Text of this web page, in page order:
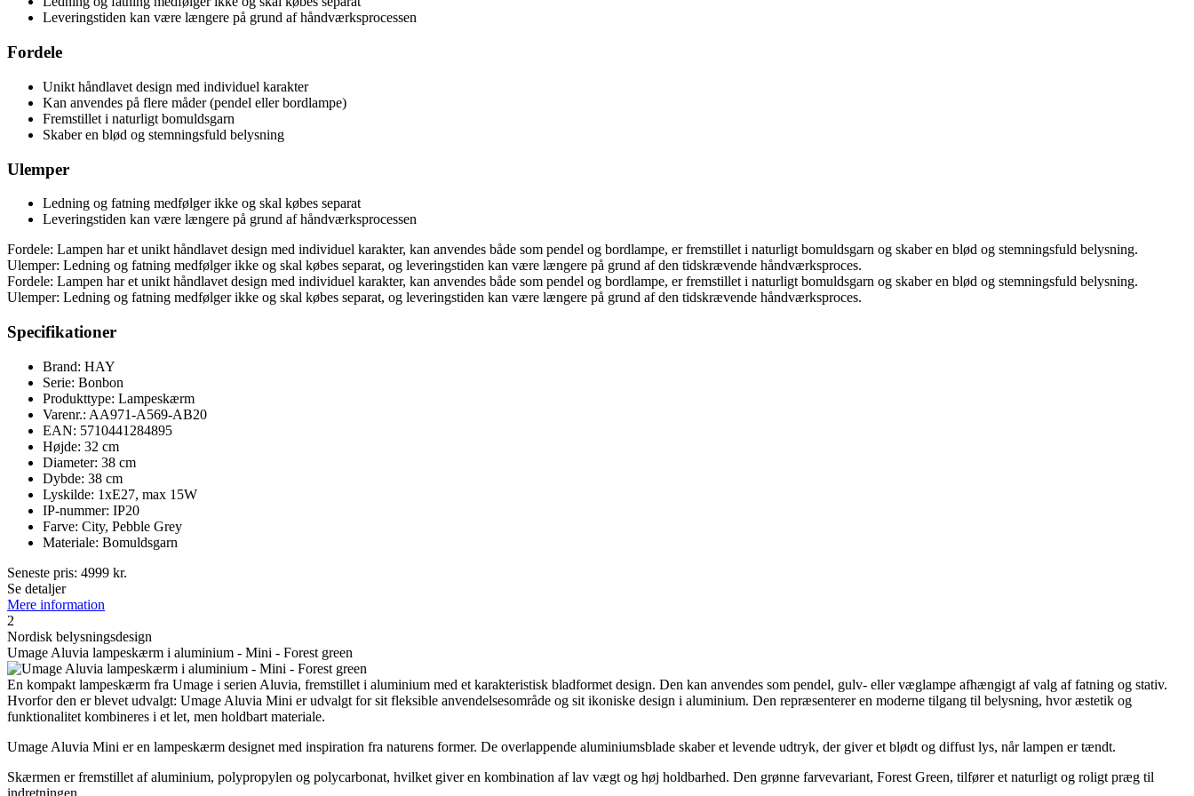
Leveringstiden kan være længere på grund af håndværksprocessen
Fordele
Unikt håndlavet design med individuel karakter
Kan anvendes på flere måder (pendel eller bordlampe)
Fremstillet i naturligt bomuldsgarn
Skaber en blød og stemningsfuld belysning
Ulemper
Ledning og fatning medfølger ikke og skal købes separat
Leveringstiden kan være længere på grund af håndværksprocessen
Fordele: Lampen har et unikt håndlavet design med individuel karakter, kan anvendes både som pendel og bordlampe, er fremstillet i naturligt bomuldsgarn og skaber en blød og stemningsfuld belysning.
Ulemper: Ledning og fatning medfølger ikke og skal købes separat, og leveringstiden kan være længere på grund af den tidskrævende håndværksproces.
Fordele: Lampen har et unikt håndlavet design med individuel karakter, kan anvendes både som pendel og bordlampe, er fremstillet i naturligt bomuldsgarn og skaber en blød og stemningsfuld belysning.
Ulemper: Ledning og fatning medfølger ikke og skal købes separat, og leveringstiden kan være længere på grund af den tidskrævende håndværksproces.
Specifikationer
Brand: HAY
Serie: Bonbon
Produkttype: Lampeskærm
Varenr.: AA971-A569-AB20
EAN: 5710441284895
Højde: 32 cm
Diameter: 38 cm
Dybde: 38 cm
Lyskilde: 1xE27, max 15W
IP-nummer: IP20
Farve: City, Pebble Grey
Materiale: Bomuldsgarn
Seneste pris: 4999 kr.
Se detaljer
Mere information
2
Nordisk belysningsdesign
Umage Aluvia lampeskærm i aluminium - Mini - Forest green
En kompakt lampeskærm fra Umage i serien Aluvia, fremstillet i aluminium med et karakteristisk bladformet design. Den kan anvendes som pendel, gulv- eller væglampe afhængigt af valg af fatning og stativ.
Hvorfor den er blevet udvalgt: Umage Aluvia Mini er udvalgt for sit fleksible anvendelsesområde og sit ikoniske design i aluminium. Den repræsenterer en moderne tilgang til belysning, hvor æstetik og
funktionalitet kombineres i et let, men holdbart materiale.
Umage Aluvia Mini er en lampeskærm designet med inspiration fra naturens former. De overlappende aluminiumsblade skaber et levende udtryk, der giver et blødt og diffust lys, når lampen er tændt.
Skærmen er fremstillet af aluminium, polypropylen og polycarbonat, hvilket giver en kombination af lav vægt og høj holdbarhed. Den grønne farvevariant, Forest Green, tilfører et naturligt og roligt præg til
indretningen.